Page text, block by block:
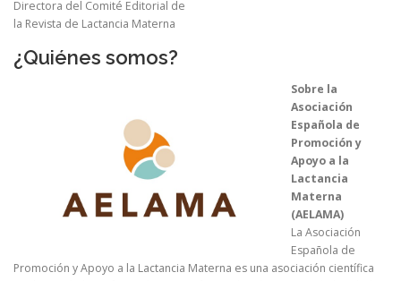
Directora del Comité Editorial de
la Revista de Lactancia Materna
¿Quiénes somos?
Sobre la
Asociación
Española de
Promoción y
Apoyo a la
Lactancia
Materna
(AELAMA)
La Asociación
Española de
Promoción y Apoyo a la Lactancia Materna es una asociación científica